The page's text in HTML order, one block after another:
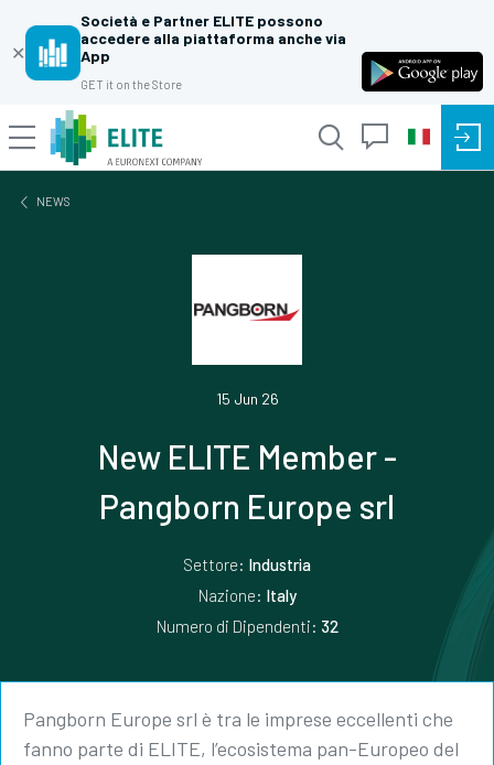
✕
Società e Partner ELITE possono
accedere alla piattaforma anche via
App
GET it on the Store
NEWS
15 Jun 26
New ELITE Member -
Pangborn Europe srl
Settore: Industria
Nazione: Italy
Numero di Dipendenti: 32
Pangborn Europe srl è tra le imprese eccellenti che
fanno parte di ELITE, l’ecosistema pan-Europeo del